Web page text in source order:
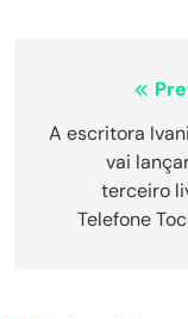
de
A escritora
vai
terceiro
Telefone